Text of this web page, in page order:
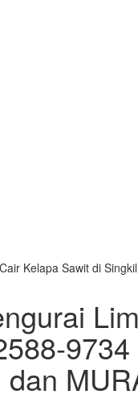
Kelapa Sawit di
dan